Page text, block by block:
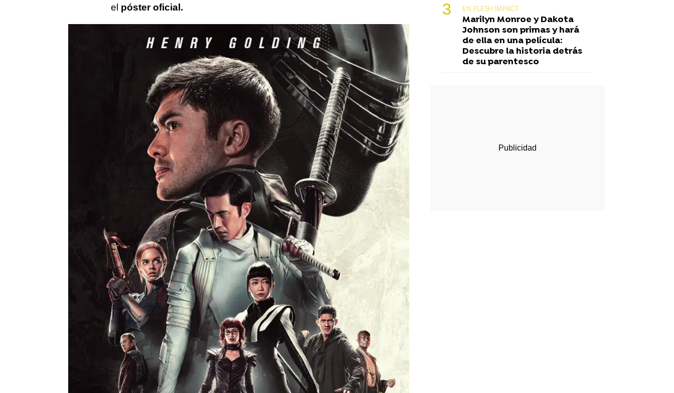
el póster oficial. EN FLESH IMPACT
Marilyn Monroe y Dakota
Johnson son primas y hará
de ella en una película:
Descubre la historia detrás
de su parentesco